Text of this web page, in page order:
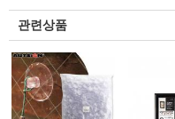
관련상품